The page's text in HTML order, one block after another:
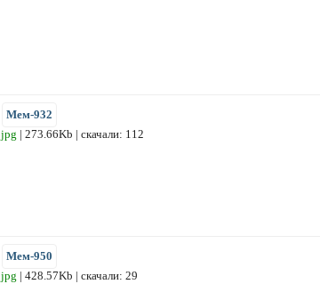
Мем-932
jpg | 273.66Kb | скачали: 112
Мем-950
jpg | 428.57Kb | скачали: 29